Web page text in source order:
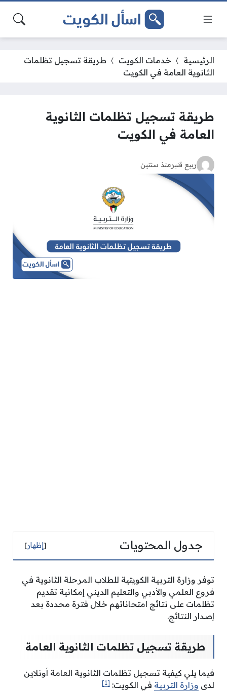
الرئيسية خدمات الكويت
طريقة تسجيل تظلمات
الثانوية العامة في الكويت
طريقة تسجيل تظلمات الثانوية
العامة في الكويت
ربيع قنبرمنذ سنتين
جدول المحتويات [إظهار]
توفر وزارة التربية الكويتية للطلاب المرحلة الثانوية في
فروع العلمي والأدبي والتعليم الديني إمكانية تقديم
تظلمات على نتائج امتحاناتهم خلال فترة محددة بعد
إصدار النتائج.
طريقة تسجيل تظلمات الثانوية العامة
فيما يلي كيفية تسجيل تظلمات الثانوية العامة أونلاين
لدى وزارة التربية في الكويت: [1]